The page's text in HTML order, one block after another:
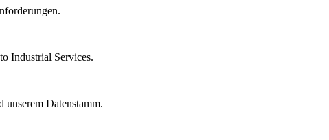
Industrial Services.
Datenstamm.